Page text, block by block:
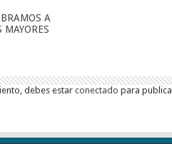
A
MAYORES
debes estarconectado para